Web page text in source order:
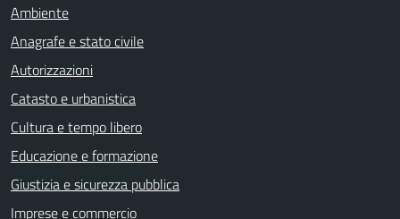
Ambiente
Anagrafe e stato civile
Autorizzazioni
Catasto e urbanistica
Cultura e tempo libero
Educazione e formazione
Giustizia e sicurezza pubblica
Imprese e commercio